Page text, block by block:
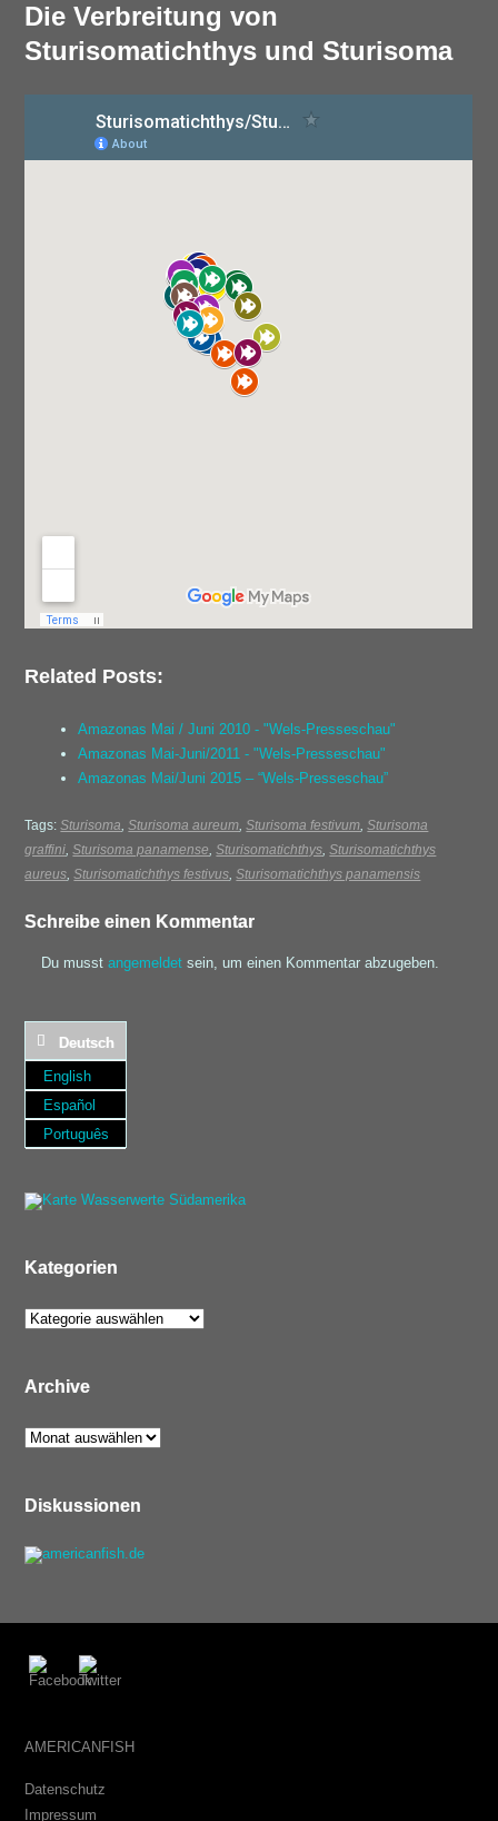
Die Verbreitung von
Sturisomatichthys und Sturisoma
Related Posts:
Amazonas Mai / Juni 2010 - "Wels-Presseschau"
Amazonas Mai-Juni/2011 - "Wels-Presseschau"
Amazonas Mai/Juni 2015 – “Wels-Presseschau”
Tags:Sturisoma,Sturisoma aureum,Sturisoma festivum,Sturisoma
graffini,Sturisoma panamense,Sturisomatichthys,Sturisomatichthys
aureus,Sturisomatichthys festivus,Sturisomatichthys panamensis
Schreibe einen Kommentar
Du musstangemeldet sein, um einen Kommentar abzugeben.
Deutsch
English
Español
Português
Kategorien
Kategorien
Archive
Archive
Diskussionen
AMERICANFISH
Datenschutz
Impressum